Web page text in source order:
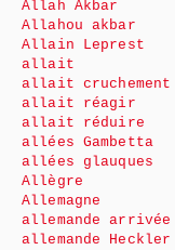
Allah Akbar
Allahou akbar
Allain Leprest
allait
allait cruchement
allait réagir
allait réduire
allées Gambetta
allées glauques
Allègre
Allemagne
allemande arrivée
allemande Heckler